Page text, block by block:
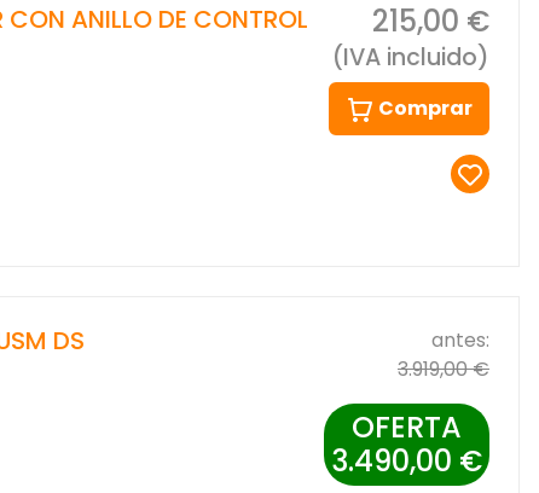
ANILLO DE CONTROL 215,00 €
(IVA incluido)
Comprar
DS
antes:
3.919,00 €
OFERTA
3.490,00 €